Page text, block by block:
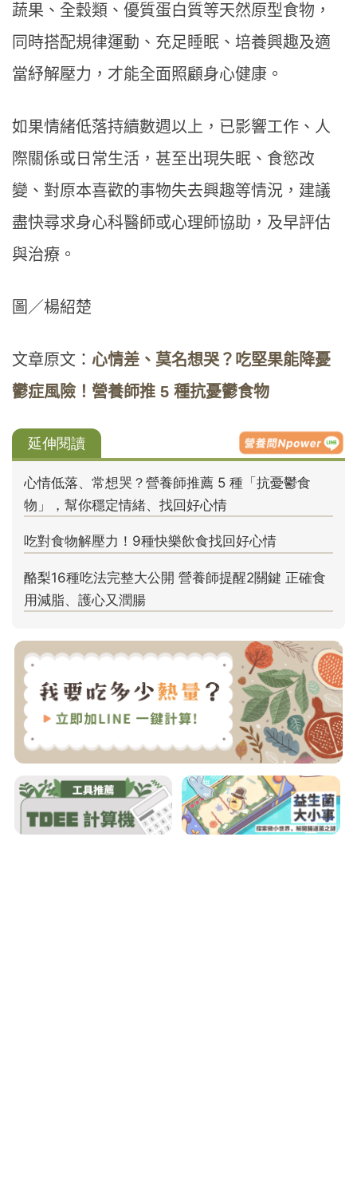
蔬果、全穀類、優質蛋白質等天然原型食物，
同時搭配規律運動、充足睡眠、培養興趣及適
當紓解壓力，才能全面照顧身心健康。
如果情緒低落持續數週以上，已影響工作、人
際關係或日常生活，甚至出現失眠、食慾改
變、對原本喜歡的事物失去興趣等情況，建議
盡快尋求身心科醫師或心理師協助，及早評估
與治療。
圖／楊紹楚
文章原文： 心情差、莫名想哭？吃堅果能降憂
鬱症風險！營養師推 5 種抗憂鬱食物